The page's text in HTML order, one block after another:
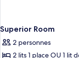
Superior Room
2 personnes
2 lits 1 place OU 1 lit